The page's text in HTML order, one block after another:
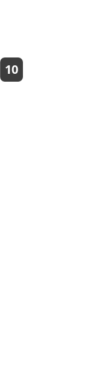
10